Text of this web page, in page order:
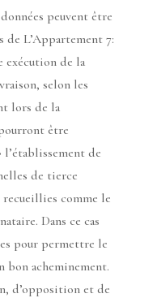
peuvent être
de L’Appartement 7:
exécution de la
selon les
lors de la
être
de
de tierce
comme le
Dans ce cas
pour permettre le
bon acheminement.
d’opposition et de